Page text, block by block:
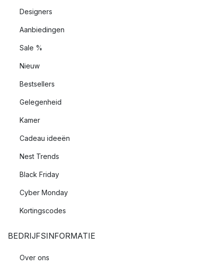
Designers
Aanbiedingen
Sale %
Nieuw
Bestsellers
Gelegenheid
Kamer
Cadeau ideeën
Nest Trends
Black Friday
Cyber Monday
Kortingscodes
BEDRIJFSINFORMATIE
Over ons